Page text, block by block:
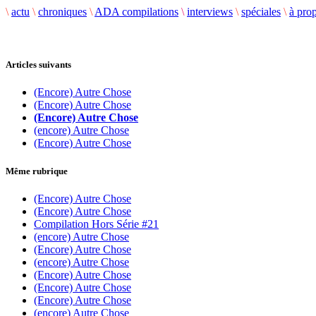
\ actu \ chroniques \ ADA compilations \ interviews \ spéciales \ à
Articles suivants
(Encore) Autre Chose
(Encore) Autre Chose
(Encore) Autre Chose
(encore) Autre Chose
(Encore) Autre Chose
Même rubrique
(Encore) Autre Chose
(Encore) Autre Chose
Compilation Hors Série #21
(encore) Autre Chose
(Encore) Autre Chose
(encore) Autre Chose
(Encore) Autre Chose
(Encore) Autre Chose
(Encore) Autre Chose
(encore) Autre Chose